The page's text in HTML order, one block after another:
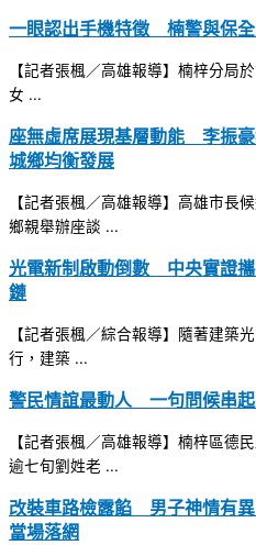
一眼認出手機特徵 楠警與保
【記者張楓／高雄報導】楠梓分局
女 ...
座無虛席展現基層動能 李振
城鄉均衡發展
【記者張楓／高雄報導】高雄市長
鄉親舉辦座談 ...
光電新制啟動倒數 中央實證
鏈
【記者張楓／綜合報導】隨著建築
行，建築 ...
警民情誼最動人 一句問候串
【記者張楓／高雄報導】楠梓區德
逾七旬劉姓老 ...
改裝車路檢露餡 男子神情有
當場落網